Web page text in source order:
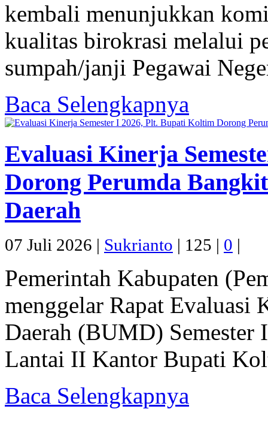
kembali menunjukkan
kualitas birokrasi melalui
sumpah/janji Pegawai
Baca Selengkapnya
Evaluasi Kinerja
Dorong Perumda
Daerah
07 Juli 2026 | Sukrianto | 125 | 0 |
Pemerintah Kabupaten
menggelar Rapat Evaluasi
Daerah (BUMD) Semester
Lantai II Kantor Bupati
Baca Selengkapnya